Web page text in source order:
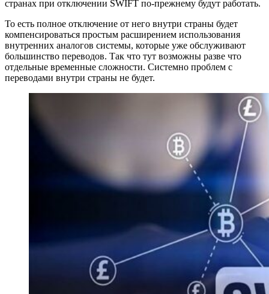
странах при отключении SWIFT по-прежнему будут работать.
То есть полное отключение от него внутри страны будет
компенсироваться простым расширением использования
внутренних аналогов системы, которые уже обслуживают
большинство переводов. Так что тут возможны разве что
отдельные временные сложности. Системно проблем с
переводами внутри страны не будет.